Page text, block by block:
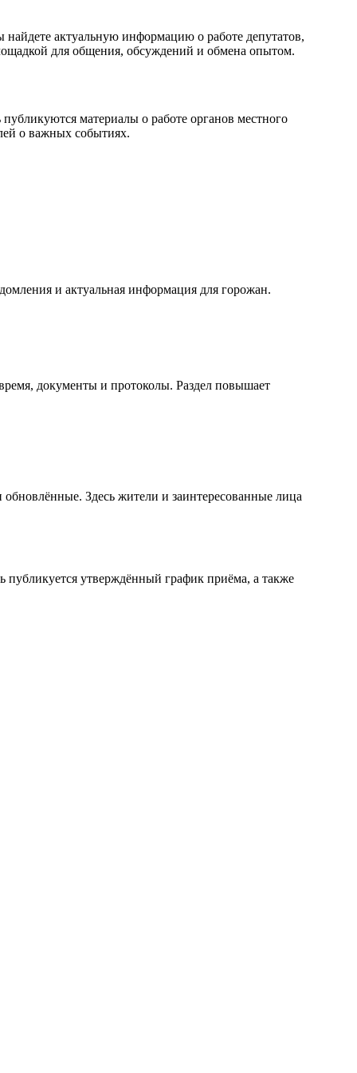
найдете актуальную информацию о работе депутатов,
для общения, обсуждений и обмена опытом.
материалы о работе органов местного
о важных событиях.
и актуальная информация для горожан.
документы и протоколы. Раздел повышает
Здесь жители и заинтересованные лица
публикуется утверждённый график приёма, а также